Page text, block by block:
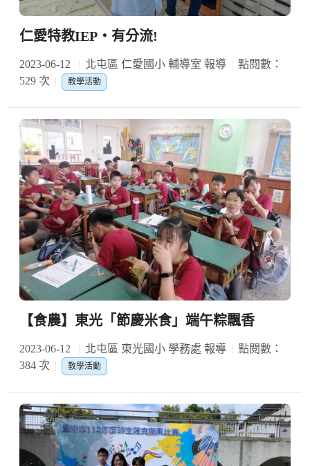
仁愛特教IEP‧有分流!
2023-06-12 北屯區 仁愛國小 輔導室 報導
點閱數：
529 次
教學活動
【食農】東光「節慶米食」端午粽飄香
2023-06-12 北屯區 東光國小 學務處 報導
點閱數：
384 次
教學活動